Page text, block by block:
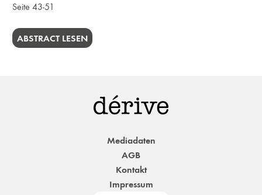
Seite 43-51
ABSTRACT LESEN
Mediadaten
AGB
Kontakt
Impressum